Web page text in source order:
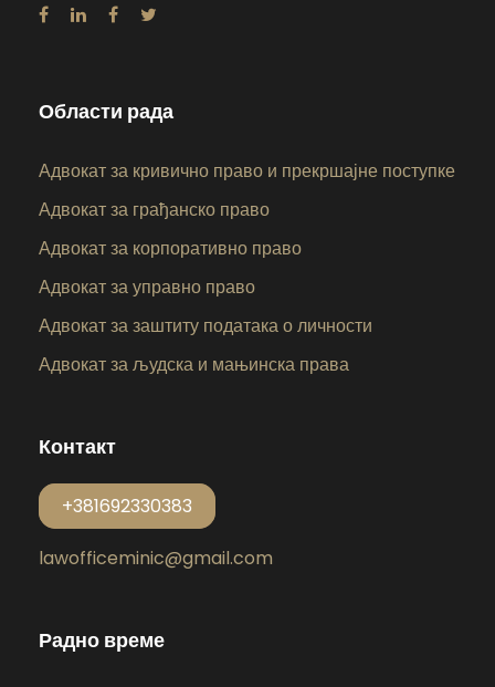
Области рада
Адвокат за кривично право и прекршајне поступке
Адвокат за грађанско право
Адвокат за корпоративно право
Адвокат за управно право
Адвокат за заштиту података о личности
Адвокат за људска и мањинска права
Контакт
+381692330383
lawofficeminic@gmail.com
Радно време